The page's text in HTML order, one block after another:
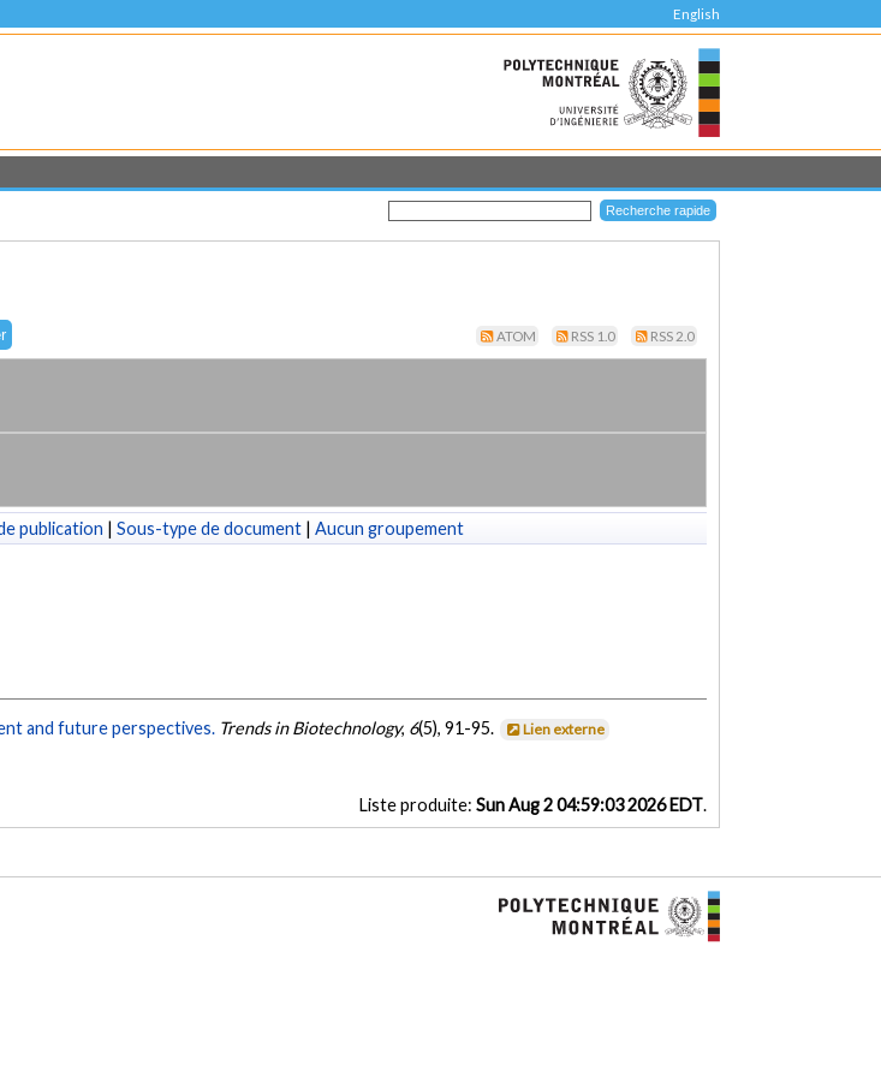
English
ATOM RSS 1.0 RSS 2.0
publication | Sous-type de document | Aucun groupement
and future perspectives. Trends in Biotechnology, 6(5), 91-95. Lien externe
Liste produite: Sun Aug 2 04:59:03 2026 EDT.